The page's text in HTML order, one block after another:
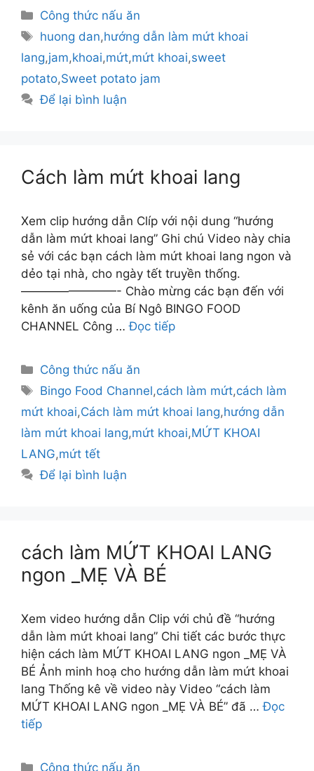
Danh
mục
Công thức nấu ăn
Thẻ
huong dan,hướng dẫn làm mứt khoai
lang,jam,khoai,mứt,mứt khoai,sweet
potato,Sweet potato jam
Để lại bình luận
Cách làm mứt khoai lang
Xem clip hướng dẫn Clíp với nội dung “hướng
dẫn làm mứt khoai lang” Ghi chú Video này chia
sẻ với các bạn cách làm mứt khoai lang ngon và
dẻo tại nhà, cho ngày tết truyền thống.
————————- Chào mừng các bạn đến với
kênh ăn uống của Bí Ngô BINGO FOOD
CHANNEL Công …Đọc tiếp
Danh
mục
Công thức nấu ăn
Thẻ
Bingo Food Channel,cách làm mứt,cách làm
mứt khoai,Cách làm mứt khoai lang,hướng dẫn
làm mứt khoai lang,mứt khoai,MỨT KHOAI
LANG,mứt tết
Để lại bình luận
cách làm MỨT KHOAI LANG
ngon _MẸ VÀ BÉ
Xem video hướng dẫn Clip với chủ đề “hướng
dẫn làm mứt khoai lang” Chi tiết các bước thực
hiện cách làm MỨT KHOAI LANG ngon _MẸ VÀ
BÉ Ảnh minh hoạ cho hướng dẫn làm mứt khoai
lang Thống kê về video này Video “cách làm
MỨT KHOAI LANG ngon _MẸ VÀ BÉ” đã …Đọc
tiếp
Danh
Công thức nấu ăn